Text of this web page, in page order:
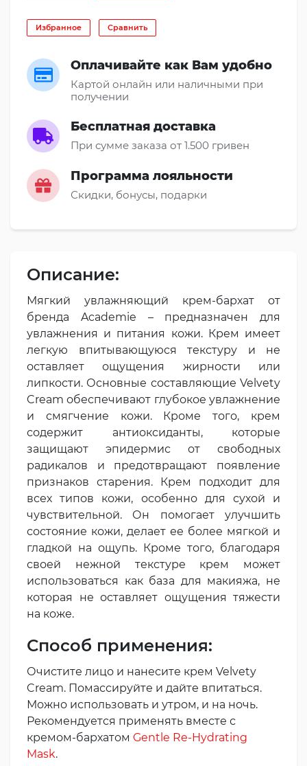
Избранное Сравнить
Оплачивайте как Вам удобно
Картой онлайн или наличными при
получении
Бесплатная доставка
При сумме заказа от 1.500 гривен
Программа лояльности
Скидки, бонусы, подарки
Описание:
Мягкий увлажняющий крем-бархат от
бренда Academie – предназначен для
увлажнения и питания кожи. Крем имеет
легкую впитывающуюся текстуру и не
оставляет ощущения жирности или
липкости. Основные составляющие Velvety
Cream обеспечивают глубокое увлажнение
и смягчение кожи. Кроме того, крем
содержит антиоксиданты, которые
защищают эпидермис от свободных
радикалов и предотвращают появление
признаков старения. Крем подходит для
всех типов кожи, особенно для сухой и
чувствительной. Он помогает улучшить
состояние кожи, делает ее более мягкой и
гладкой на ощупь. Кроме того, благодаря
своей нежной текстуре крем может
использоваться как база для макияжа, не
которая не оставляет ощущения тяжести
на коже.
Способ применения:
Очистите лицо и нанесите крем Velvety
Cream. Помассируйте и дайте впитаться.
Можно использовать и утром, и на ночь.
Рекомендуется применять вместе с
кремом-бархатом Gentle Re-Hydrating
Mask.